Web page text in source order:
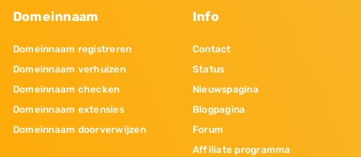
Domeinnaam
Domeinnaam registreren
Domeinnaam verhuizen
Domeinnaam checken
Domeinnaam extensies
Domeinnaam doorverwijzen
Info
Contact
Status
Nieuwspagina
Blogpagina
Forum
Affiliate programma